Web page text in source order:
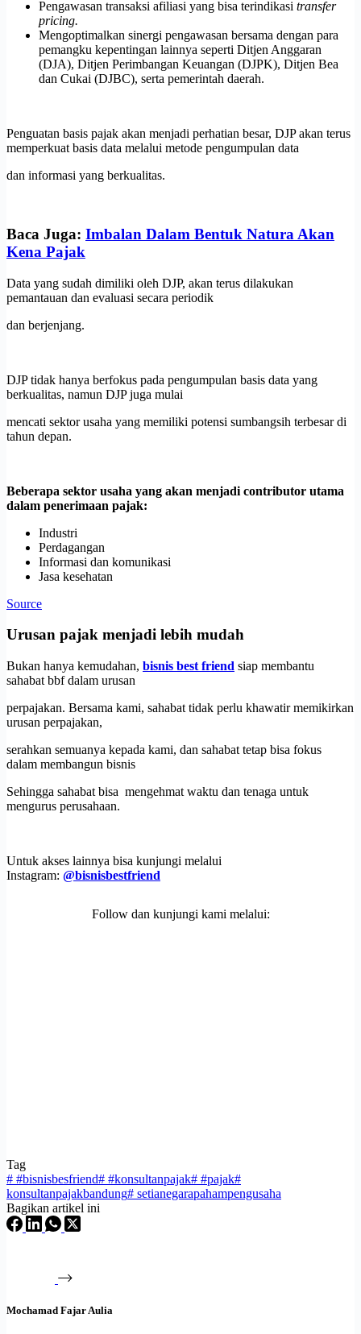
Pengawasan transaksi afiliasi yang bisa terindikasi transfer
pricing.
Mengoptimalkan sinergi pengawasan bersama dengan para
pemangku kepentingan lainnya seperti Ditjen Anggaran
(DJA), Ditjen Perimbangan Keuangan (DJPK), Ditjen Bea
dan Cukai (DJBC), serta pemerintah daerah.
Penguatan basis pajak akan menjadi perhatian besar, DJP akan terus
memperkuat basis data melalui metode pengumpulan data
dan informasi yang berkualitas.
Baca Juga: Imbalan Dalam Bentuk Natura Akan
Kena Pajak
Data yang sudah dimiliki oleh DJP, akan terus dilakukan
pemantauan dan evaluasi secara periodik
dan berjenjang.
DJP tidak hanya berfokus pada pengumpulan basis data yang
berkualitas, namun DJP juga mulai
mencati sektor usaha yang memiliki potensi sumbangsih terbesar di
tahun depan.
Beberapa sektor usaha yang akan menjadi contributor utama
dalam penerimaan pajak:
Industri
Perdagangan
Informasi dan komunikasi
Jasa kesehatan
Source
Urusan pajak menjadi lebih mudah
Bukan hanya kemudahan, bisnis best friend siap membantu
sahabat bbf dalam urusan
perpajakan. Bersama kami, sahabat tidak perlu khawatir memikirkan
urusan perpajakan,
serahkan semuanya kepada kami, dan sahabat tetap bisa fokus
dalam membangun bisnis
Sehingga sahabat bisa mengehmat waktu dan tenaga untuk
mengurus perusahaan.
Untuk akses lainnya bisa kunjungi melalui
Instagram: @bisnisbestfriend
Follow dan kunjungi kami melalui:
Tag
# #bisnisbesfriend# #konsultanpajak# #pajak#
konsultanpajakbandung# setianegarapahampengusaha
Bagikan artikel ini
Mochamad Fajar Aulia